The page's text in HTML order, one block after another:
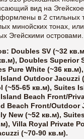
вид на
в 2 стильных
минойских тонах, или
Эгейскими островами.
Doubles SV (~32
Doubles Superior
Pure White (~36
Outdoor Jacuzzi
(~55-65 кв.м), Suites
Beach Front/
Beach Front/Outdoor
New (~52 кв.м),
Villa Royal Private
(~70-90 кв.м).